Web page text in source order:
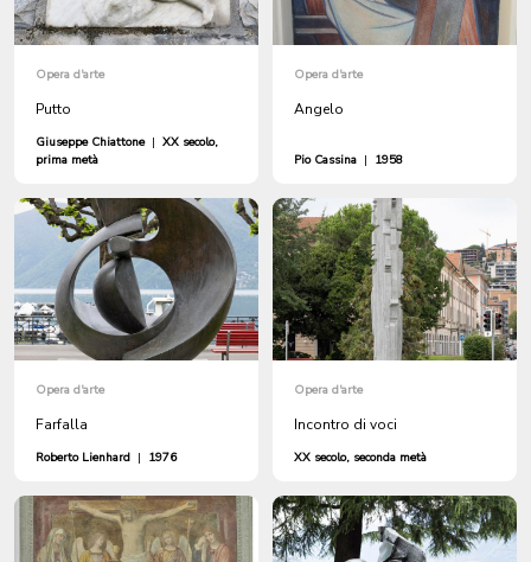
Opera d'arte
Putto
Giuseppe Chiattone | XX secolo,
prima metà
Opera d'arte
Angelo
Pio Cassina | 1958
Opera d'arte
Farfalla
Roberto Lienhard | 1976
Opera d'arte
Incontro di voci
XX secolo, seconda metà